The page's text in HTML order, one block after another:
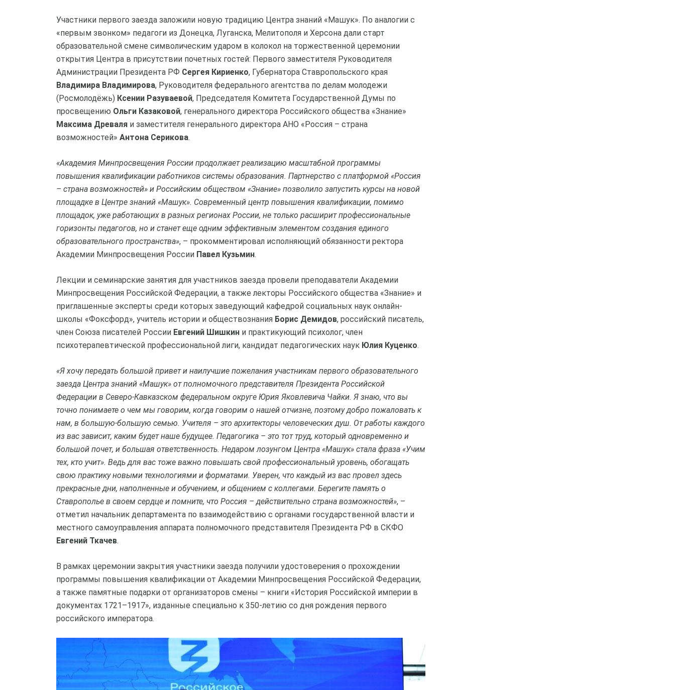
Участники первого заезда заложили новую традицию Центра знаний «Машук». По аналогии с
«первым звонком» педагоги из Донецка, Луганска, Мелитополя и Херсона дали старт
образовательной смене символическим ударом в колокол на торжественной церемонии
открытия Центра в присутствии почетных гостей: Первого заместителя Руководителя
Администрации Президента РФ Сергея Кириенко, Губернатора Ставропольского края
Владимира Владимирова, Руководителя федерального агентства по делам молодежи
(Росмолодёжь) Ксении Разуваевой, Председателя Комитета Государственной Думы по
просвещению Ольги Казаковой, генерального директора Российского общества «Знание»
Максима Древаля и заместителя генерального директора АНО «Россия – страна
возможностей» Антона Серикова.
«Академия Минпросвещения России продолжает реализацию масштабной программы
повышения квалификации работников системы образования. Партнерство с платформой «Россия
– страна возможностей» и Российским обществом «Знание» позволило запустить курсы на новой
площадке в Центре знаний «Машук». Современный центр повышения квалификации, помимо
площадок, уже работающих в разных регионах России, не только расширит профессиональные
горизонты педагогов, но и станет еще одним эффективным элементом создания единого
образовательного пространства», – прокомментировал исполняющий обязанности ректора
Академии Минпросвещения России Павел Кузьмин.
Лекции и семинарские занятия для участников заезда провели преподаватели Академии
Минпросвещения Российской Федерации, а также лекторы Российского общества «Знание» и
приглашенные эксперты среди которых заведующий кафедрой социальных наук онлайн-
школы «Фоксфорд», учитель истории и обществознания Борис Демидов, российский писатель,
член Союза писателей России Евгений Шишкин и практикующий психолог, член
психотерапевтической профессиональной лиги, кандидат педагогических наук Юлия Куценко.
«Я хочу передать большой привет и наилучшие пожелания участникам первого образовательного
заезда Центра знаний «Машук» от полномочного представителя Президента Российской
Федерации в Северо-Кавказском федеральном округе Юрия Яковлевича Чайки. Я знаю, что вы
точно понимаете о чем мы говорим, когда говорим о нашей отчизне, поэтому добро пожаловать к
нам, в большую-большую семью. Учителя – это архитекторы человеческих душ. От работы каждого
из вас зависит, каким будет наше будущее. Педагогика – это тот труд, который одновременно и
большой почет, и большая ответственность. Недаром лозунгом Центра «Машук» стала фраза «Учим
тех, кто учит». Ведь для вас тоже важно повышать свой профессиональный уровень, обогащать
свою практику новыми технологиями и форматами. Уверен, что каждый из вас провел здесь
прекрасные дни, наполненные и обучением, и общением с коллегами. Берегите память о
Ставрополье в своем сердце и помните, что Россия – действительно страна возможностей», –
отметил начальник департамента по взаимодействию с органами государственной власти и
местного самоуправления аппарата полномочного представителя Президента РФ в СКФО
Евгений Ткачев.
В рамках церемонии закрытия участники заезда получили удостоверения о прохождении
программы повышения квалификации от Академии Минпросвещения Российской Федерации,
а также памятные подарки от организаторов смены – книги «История Российской империи в
документах 1721–1917», изданные специально к 350-летию со дня рождения первого
российского императора.